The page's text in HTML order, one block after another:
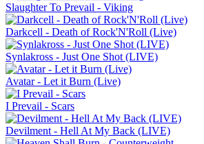
Slaughter To Prevail - Viking
Darkcell - Death of Rock'N'Roll (Live)
Synlakross - Just One Shot (LIVE)
Avatar - Let it Burn (Live)
I Prevail - Scars
Devilment - Hell At My Back (LIVE)